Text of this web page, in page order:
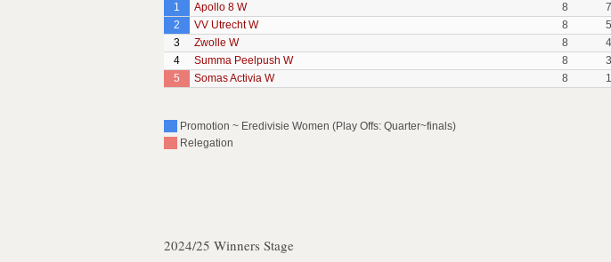
1
Apollo 8 W 8 7
2
VV Utrecht W 8 5
3
Zwolle W 8 4
4
Summa Peelpush W 8 3
5
Somas Activia W 8 1
Promotion ~ Eredivisie Women (Play Offs: Quarter~finals)
Relegation
2024/25 Winners Stage